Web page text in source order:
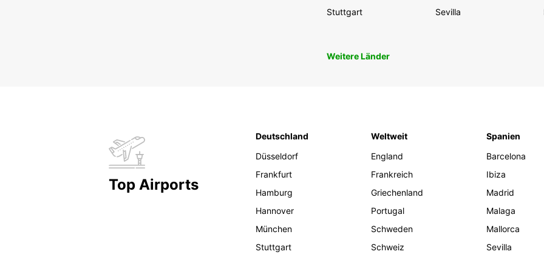
Stuttgart
Sevilla
Weitere Länder
Top Airports
Deutschland
Düsseldorf
Frankfurt
Hamburg
Hannover
München
Stuttgart
Weltweit
England
Frankreich
Griechenland
Portugal
Schweden
Schweiz
Spanien
Barcelona
Ibiza
Madrid
Malaga
Mallorca
Sevilla